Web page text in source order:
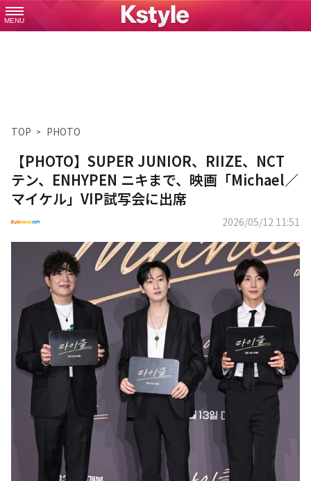
MENU
TOP PHOTO
【PHOTO】SUPER JUNIOR、RIIZE、NCT
テン、ENHYPEN ニキまで、映画「Michael／
マイケル」VIP試写会に出席
2026/05/12 11:51